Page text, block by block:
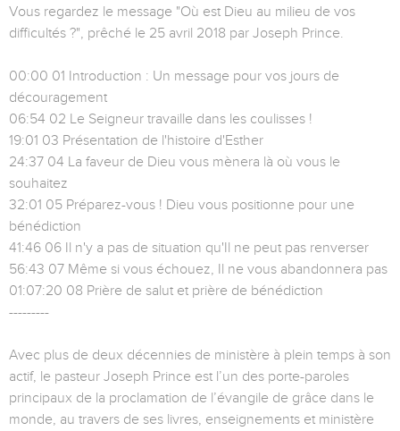
Vous regardez le message "Où est Dieu au milieu de vos
difficultés ?", prêché le 25 avril 2018 par Joseph Prince.
00:00 01 Introduction : Un message pour vos jours de
découragement
06:54 02 Le Seigneur travaille dans les coulisses !
19:01 03 Présentation de l'histoire d'Esther
24:37 04 La faveur de Dieu vous mènera là où vous le
souhaitez
32:01 05 Préparez-vous ! Dieu vous positionne pour une
bénédiction
41:46 06 Il n'y a pas de situation qu'Il ne peut pas renverser
56:43 07 Même si vous échouez, Il ne vous abandonnera pas
01:07:20 08 Prière de salut et prière de bénédiction
---------
Avec plus de deux décennies de ministère à plein temps à son
actif, le pasteur Joseph Prince est l’un des porte-paroles
principaux de la proclamation de l’évangile de grâce dans le
monde, au travers de ses livres, enseignements et ministère